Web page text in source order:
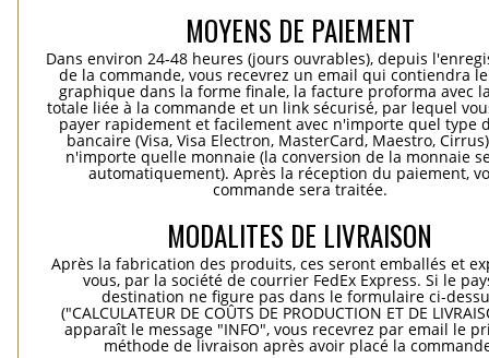
MOYENS DE PAIEMENT
Dans environ 24-48 heures (jours ouvrables), depuis
de la commande, vous recevrez un email qui contiendra
graphique dans la forme finale, la facture proforma avec
totale liée à la commande et un link sécurisé, par lequel
payer rapidement et facilement avec n'importe quel type
bancaire (Visa, Visa Electron, MasterCard, Maestro,
n'importe quelle monnaie (la conversion de la monnaie
automatiquement). Après la réception du paiement,
commande sera traitée.
MODALITES DE LIVRAISON
Après la fabrication des produits, ces seront emballés et
vous, par la société de courrier FedEx Express. Si le
destination ne figure pas dans le formulaire ci-
("CALCULATEUR DE COÛTS DE PRODUCTION ET DE
apparaît le message "INFO", vous recevrez par email le
méthode de livraison après avoir placé la